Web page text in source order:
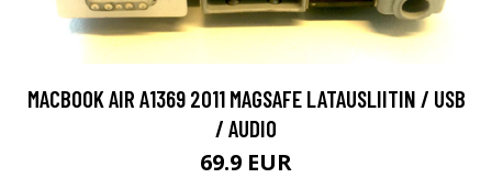
MACBOOK AIR A1369 2011 MAGSAFE LATAUSLIITIN / USB
/ AUDIO
69.9 EUR